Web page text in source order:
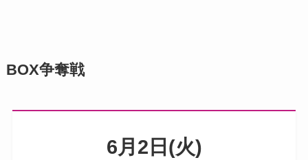
BOX争奪戦
6月2日(火)